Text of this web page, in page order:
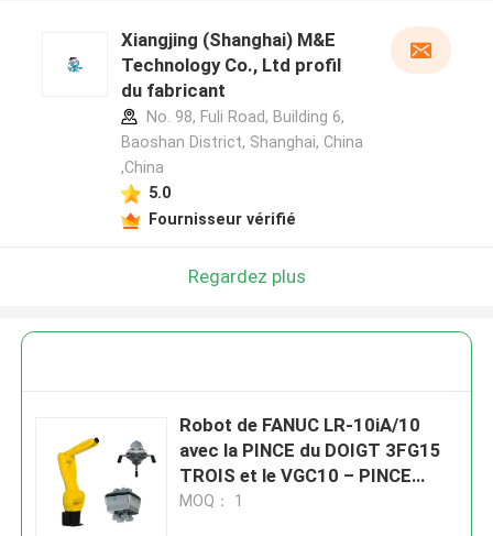
Xiangjing (Shanghai) M&E
Technology Co., Ltd profil
du fabricant
No. 98, Fuli Road, Building 6,
Baoshan District, Shanghai, China
,China
5.0
Fournisseur vérifié
Regardez plus
Robot de FANUC LR-10iA/10
avec la PINCE du DOIGT 3FG15
TROIS et le VGC10 – PINCE
ÉLECTRIQUE de VIDE
MOQ： 1